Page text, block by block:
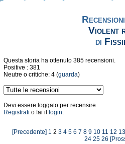
Violent
di
Questa storia ha ottenuto 385 recensioni.
Positive : 381
Neutre o critiche: 4 (guarda)
Devi essere loggato per recensire.
Registrati o fai il login.
[Precedente] 1 23 4 5 6 7 8 9 10 11 12 13
24 25 26